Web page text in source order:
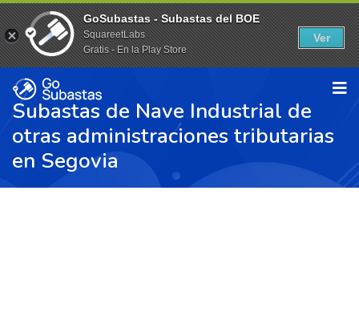
Subastas de Nave Industrial de
otras administraciones tributarias
en Segovia
GoSubastas - Subastas del BOE
SquareetLabs
Gratis - En la Play Store
Ver